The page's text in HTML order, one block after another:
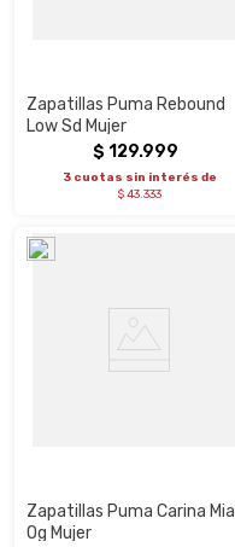
Zapatillas Puma Rebound
Low Sd Mujer
$ 129.999
3 cuotas sin interés de
$ 43.333
Zapatillas Puma Carina Mia
Og Mujer